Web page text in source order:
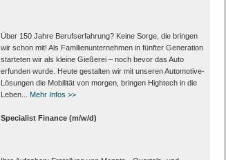
Über 150 Jahre Berufserfahrung? Keine Sorge, die bringen
wir schon mit! Als Familienunternehmen in fünfter Generation
starteten wir als kleine Gießerei – noch bevor das Auto
erfunden wurde. Heute gestalten wir mit unseren Automotive-
Lösungen die Mobilität von morgen, bringen Hightech in die
Leben...
Mehr Infos >>
Specialist Finance (m/w/d)